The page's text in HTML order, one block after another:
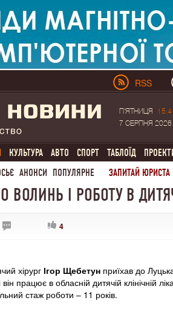
RSS
П'ЯТНИЦЯ
7 СЕРПНЯ 2026
КУЛЬТУРА АВТО СПОРТ ТАБЛОЇД
АНОНСИ ПОПУЛЯРНЕ ЗАПИТАЙ ЮРИСТА
ВОЛИНЬ І РОБОТУ В
4
хірург Ігор Щебетун приїхав до
він працює в обласній дитячій клінічній
стаж роботи – 11 років.